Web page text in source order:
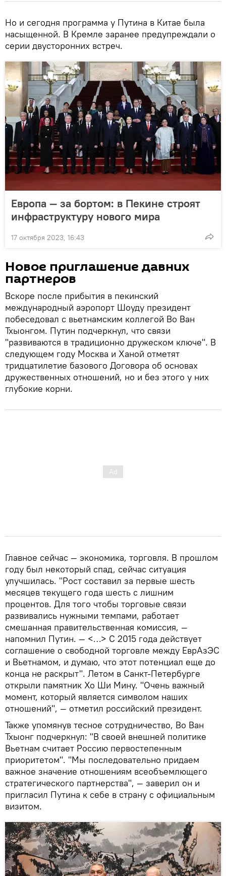
Но и сегодня программа у Путина в Китае была
насыщенной. В Кремле заранее предупреждали о
серии двусторонних встреч.
Европа — за бортом: в Пекине строят
инфраструктуру нового мира
17 октября 2023, 16:43
Новое приглашение давних
партнеров
Вскоре после прибытия в пекинский
международный аэропорт Шоуду президент
побеседовал с вьетнамским коллегой Во Ван
Тхыонгом. Путин подчеркнул, что связи
"развиваются в традиционно дружеском ключе". В
следующем году Москва и Ханой отметят
тридцатилетие базового Договора об основах
дружественных отношений, но и без этого у них
глубокие корни.
Главное сейчас — экономика, торговля. В прошлом
году был некоторый спад, сейчас ситуация
улучшилась. "Рост составил за первые шесть
месяцев текущего года шесть с лишним
процентов. Для того чтобы торговые связи
развивались нужными темпами, работает
смешанная правительственная комиссия, —
напомнил Путин. — <…> С 2015 года действует
соглашение о свободной торговле между ЕврАзЭС
и Вьетнамом, и думаю, что этот потенциал еще до
конца не раскрыт". Летом в Санкт-Петербурге
открыли памятник Хо Ши Мину. "Очень важный
момент, который является символом наших
отношений", — отметил российский президент.
Также упомянув тесное сотрудничество, Во Ван
Тхыонг подчеркнул: "В своей внешней политике
Вьетнам считает Россию первостепенным
приоритетом". "Мы последовательно придаем
важное значение отношениям всеобъемлющего
стратегического партнерства", — заверил он и
пригласил Путина к себе в страну с официальным
визитом.